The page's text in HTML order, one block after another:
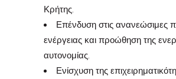
Κρήτης.
Επένδυση στις ανανεώσιμες
ενέργειας και προώθηση της
αυτονομίας.
Ενίσχυση της